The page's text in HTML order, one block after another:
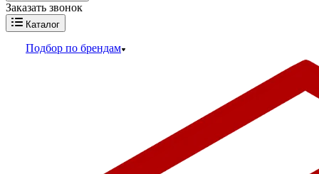
Заказать звонок
Каталог
Подбор по брендам